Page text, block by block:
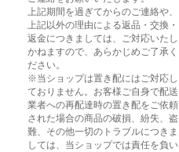
上記期間を過ぎてからのご連絡や、
上記以外の理由による返品・交換・
返金につきましては、ご対応いたし
かねますので、あらかじめご了承く
ださい。
※当ショップは置き配にはご対応し
ておりません。お客様ご自身で配送
業者への再配達時の置き配をご依頼
された場合の商品の破損、紛失、盗
難、その他一切のトラブルにつきま
しては、当ショップでは責任を負い